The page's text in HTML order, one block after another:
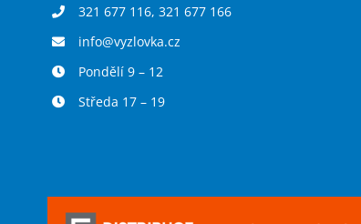
321 677 116, 321 677 166
info@vyzlovka.cz
Pondělí 9 – 12
Středa 17 – 19